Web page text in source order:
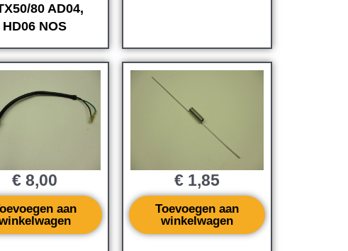
80 AD04,
HD06 NOS
€8,00
aan
€ 1,85
Toevoegen aan
winkelwagen